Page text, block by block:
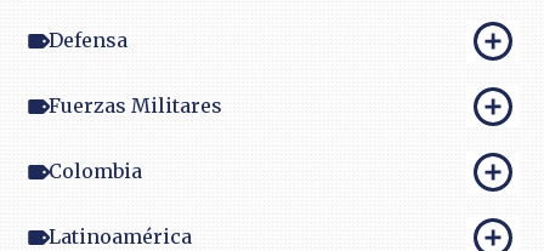
Defensa
Fuerzas Militares
Colombia
Latinoamérica